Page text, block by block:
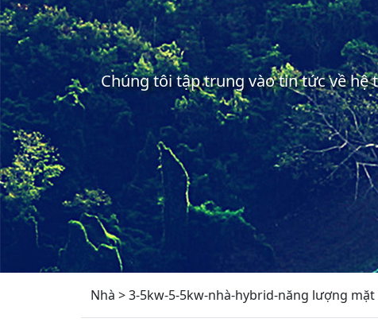
Chúng tôi tập trung vào tin tức về hệ
Nhà >3-5kw-5-5kw-nhà-hybrid-năng lượng